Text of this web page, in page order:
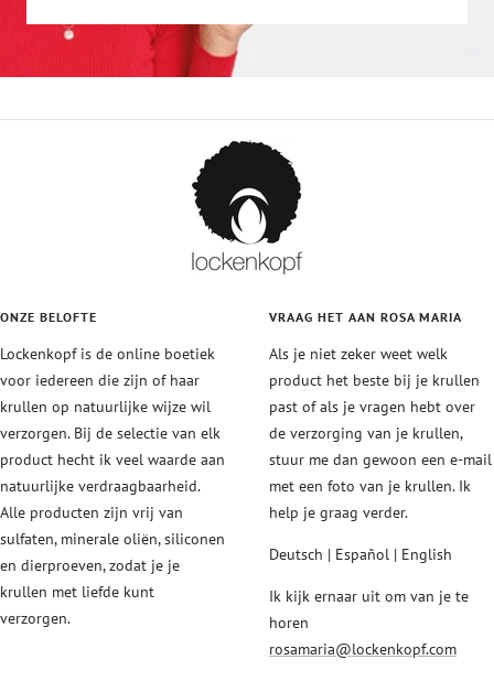
ONZE BELOFTE
Lockenkopf is de online boetiek
voor iedereen die zijn of haar
krullen op natuurlijke wijze wil
verzorgen. Bij de selectie van elk
product hecht ik veel waarde aan
natuurlijke verdraagbaarheid.
Alle producten zijn vrij van
sulfaten, minerale oliën, siliconen
en dierproeven, zodat je je
krullen met liefde kunt
verzorgen.
VRAAG HET AAN ROSA MARIA
Als je niet zeker weet welk
product het beste bij je krullen
past of als je vragen hebt over
de verzorging van je krullen,
stuur me dan gewoon een e-mail
met een foto van je krullen. Ik
help je graag verder.
Deutsch | Español | English
Ik kijk ernaar uit om van je te
horen
rosamaria@lockenkopf.com